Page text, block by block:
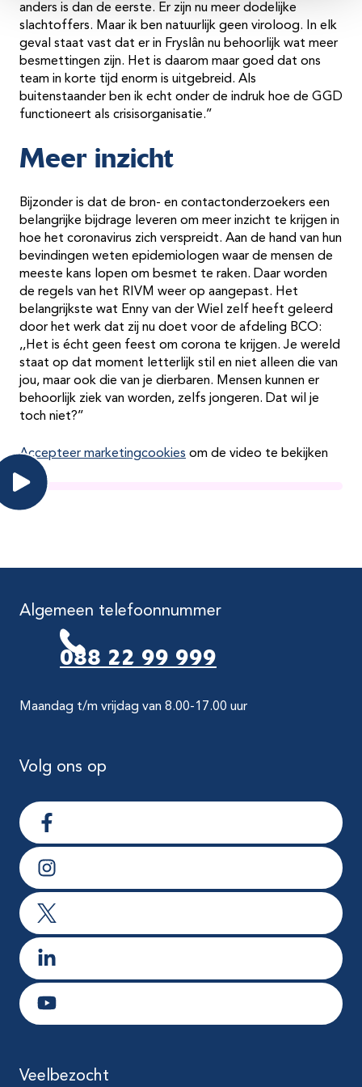
anders is dan de eerste. Er zijn nu meer dodelijke
slachtoffers. Maar ik ben natuurlijk geen viroloog. In elk
geval staat vast dat er in Fryslân nu behoorlijk wat meer
besmettingen zijn. Het is daarom maar goed dat ons
team in korte tijd enorm is uitgebreid. Als
buitenstaander ben ik echt onder de indruk hoe de GGD
functioneert als crisisorganisatie.’’
Meer inzicht
Bijzonder is dat de bron- en contactonderzoekers een
belangrijke bijdrage leveren om meer inzicht te krijgen in
hoe het coronavirus zich verspreidt. Aan de hand van hun
bevindingen weten epidemiologen waar de mensen de
meeste kans lopen om besmet te raken. Daar worden
de regels van het RIVM weer op aangepast. Het
belangrijkste wat Enny van der Wiel zelf heeft geleerd
door het werk dat zij nu doet voor de afdeling BCO:
,,Het is écht geen feest om corona te krijgen. Je wereld
staat op dat moment letterlijk stil en niet alleen die van
jou, maar ook die van je dierbaren. Mensen kunnen er
behoorlijk ziek van worden, zelfs jongeren. Dat wil je
toch niet?’’
Accepteer marketingcookies om de video te bekijken
Algemeen telefoonnummer
088 22 99 999
Maandag t/m vrijdag van 8.00-17.00 uur
Volg ons op
Ga naar Facebook
Ga naar Instagram
Ga naar X
Ga naar LinkedIn
Ga naar Youtube
Veelbezocht